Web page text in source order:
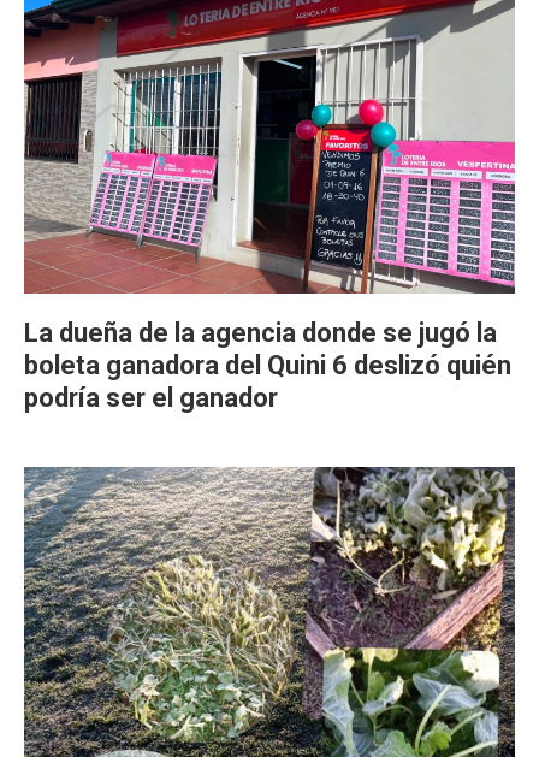
La dueña de la agencia donde se jugó la
boleta ganadora del Quini 6 deslizó quién
podría ser el ganador